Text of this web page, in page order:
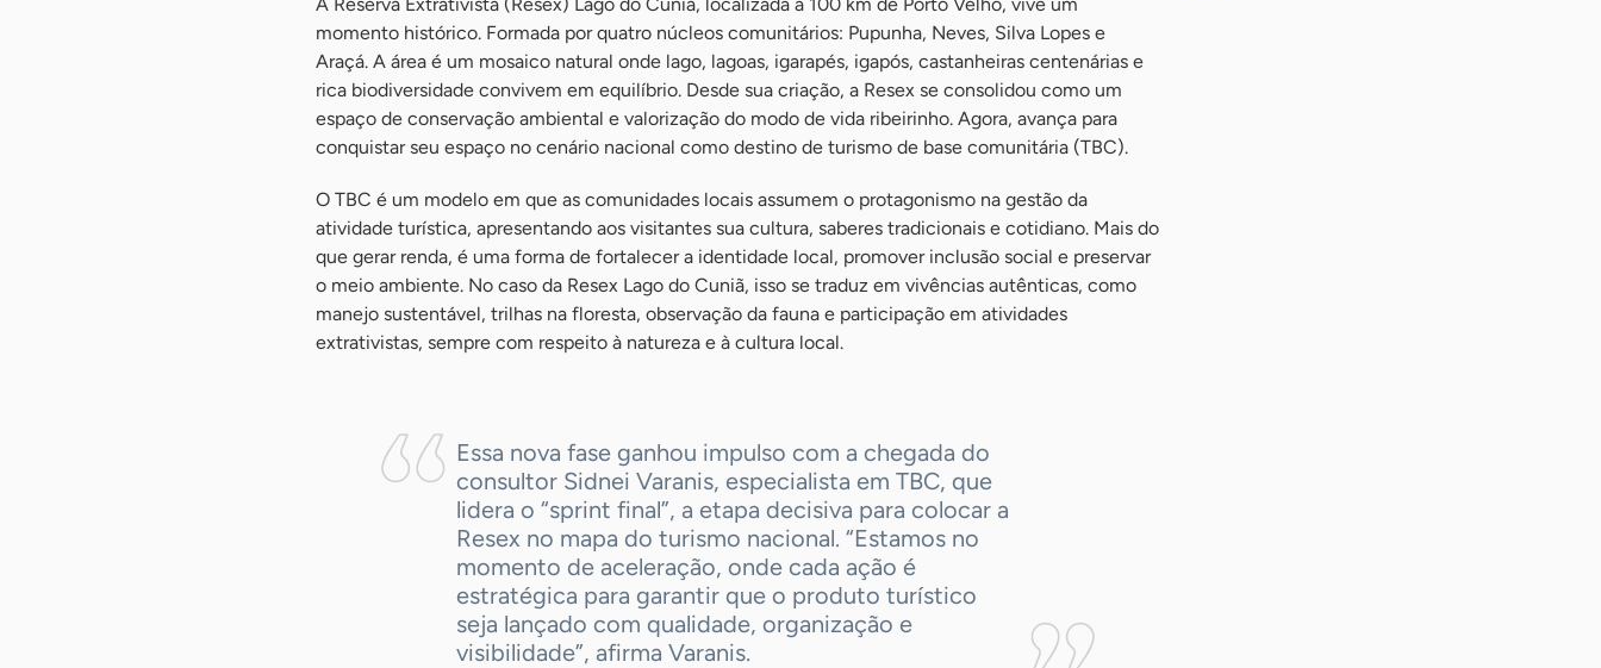
momento histórico. Formada por quatro núcleos comunitários: Pupunha, Neves, Silva Lopes e
Araçá. A área é um mosaico natural onde lago, lagoas, igarapés, igapós, castanheiras centenárias e
rica biodiversidade convivem em equilíbrio. Desde sua criação, a Resex se consolidou como um
espaço de conservação ambiental e valorização do modo de vida ribeirinho. Agora, avança para
conquistar seu espaço no cenário nacional como destino de turismo de base comunitária (TBC).
O TBC é um modelo em que as comunidades locais assumem o protagonismo na gestão da
atividade turística, apresentando aos visitantes sua cultura, saberes tradicionais e cotidiano. Mais do
que gerar renda, é uma forma de fortalecer a identidade local, promover inclusão social e preservar
o meio ambiente. No caso da Resex Lago do Cuniã, isso se traduz em vivências autênticas, como
manejo sustentável, trilhas na floresta, observação da fauna e participação em atividades
extrativistas, sempre com respeito à natureza e à cultura local.
Essa nova fase ganhou impulso com a chegada do
consultor Sidnei Varanis, especialista em TBC, que
lidera o “sprint final”, a etapa decisiva para colocar a
Resex no mapa do turismo nacional. “Estamos no
momento de aceleração, onde cada ação é
estratégica para garantir que o produto turístico
seja lançado com qualidade, organização e
visibilidade”, afirma Varanis.